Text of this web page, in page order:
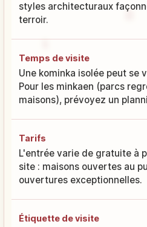
styles architecturaux
terroir.
Temps de visite
Une kominka isolée peut se
Pour les minkaen (parcs
maisons), prévoyez un
Tarifs
L'entrée varie de gratuite à
site : maisons ouvertes au
ouvertures exceptionnelles.
Étiquette de visite